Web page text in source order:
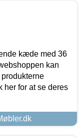
kæde med 36
kan
her for at se deres